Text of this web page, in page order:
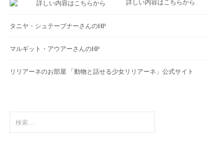
詳しい内容はこちらから
タニヤ・シュテーブナーさんのHP
マルギット・アウアーさんのHP
リリアーネのお部屋 「動物と話せる少女リリアーネ」公式サイト
索: